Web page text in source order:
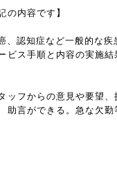
の内容です】
、認知症など一般的な
ビス手順と内容の実施
ッフからの意見や要望
助言ができる。急な欠